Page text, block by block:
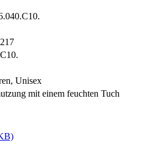
Unisex
mit einem feuchten Tuch